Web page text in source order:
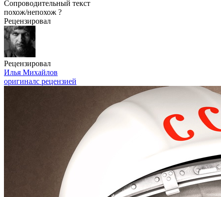
Сопроводительный текст
похож/непохож ?
Рецензировал
Рецензировал
Илья Михайлов
оригиналс рецензией